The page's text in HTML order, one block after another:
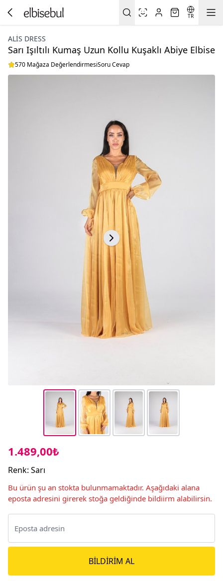
TR
ALİS DRESS
Sarı Işıltılı Kumaş Uzun Kollu Kuşaklı Abiye Elbise
570 Mağaza DeğerlendirmesiSoru Cevap
1.489,00₺
Renk: Sarı
Bu ürün şu an stokta bulunmamaktadır. Aşağıdaki alana
eposta adresini girerek stoğa geldiğinde bildiirm alabilirsin.
BILDIRIM AL